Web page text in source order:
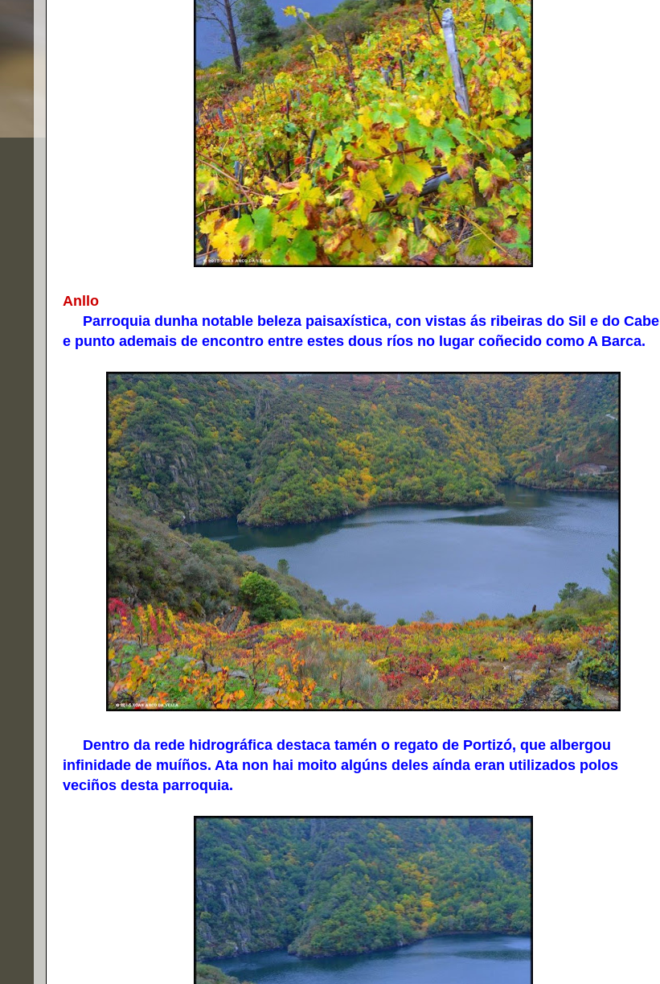
Anllo
Parroquia dunha notable beleza paisaxística, con vistas ás ribeiras do Sil e do Cabe
e punto ademais de encontro entre estes dous ríos no lugar coñecido como A Barca.
Dentro da rede hidrográfica destaca tamén o regato de Portizó, que albergou
infinidade de muíños. Ata non hai moito algúns deles aínda eran utilizados polos
veciños desta parroquia.